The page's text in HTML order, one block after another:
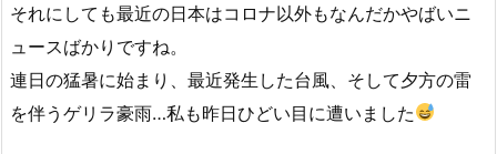
それにしても最近の日本はコロナ以外もなんだかやばいニ
ュースばかりですね。
連日の猛暑に始まり、最近発生した台風、そして夕方の雷
を伴うゲリラ豪雨…私も昨日ひどい目に遭いました